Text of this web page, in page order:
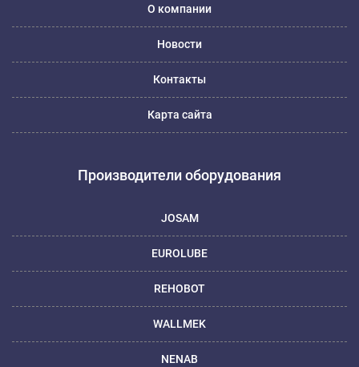
О компании
Новости
Контакты
Карта сайта
Производители оборудования
JOSAM
EUROLUBE
REHOBOT
WALLMEK
NENAB